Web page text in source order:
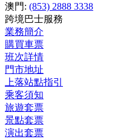
澳門: (853) 2888 3338
跨境巴士服務
業務簡介
購買車票
班次詳情
門市地址
上落站點指引
乘客須知
旅遊套票
景點套票
演出套票